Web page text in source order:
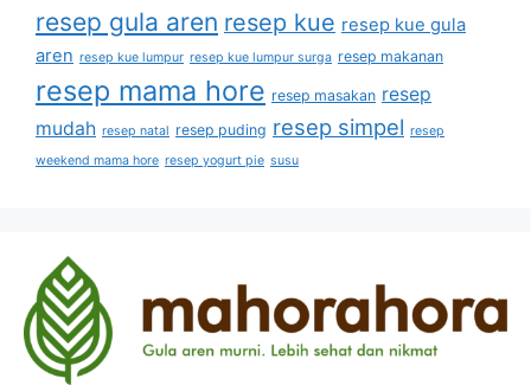
resep gula aren resep kue resep kue gula
aren resep kue lumpur resep kue lumpur surga resep makanan
resep mama hore resep masakan resep
mudah resep natal resep puding resep simpel resep
weekend mama hore resep yogurt pie susu